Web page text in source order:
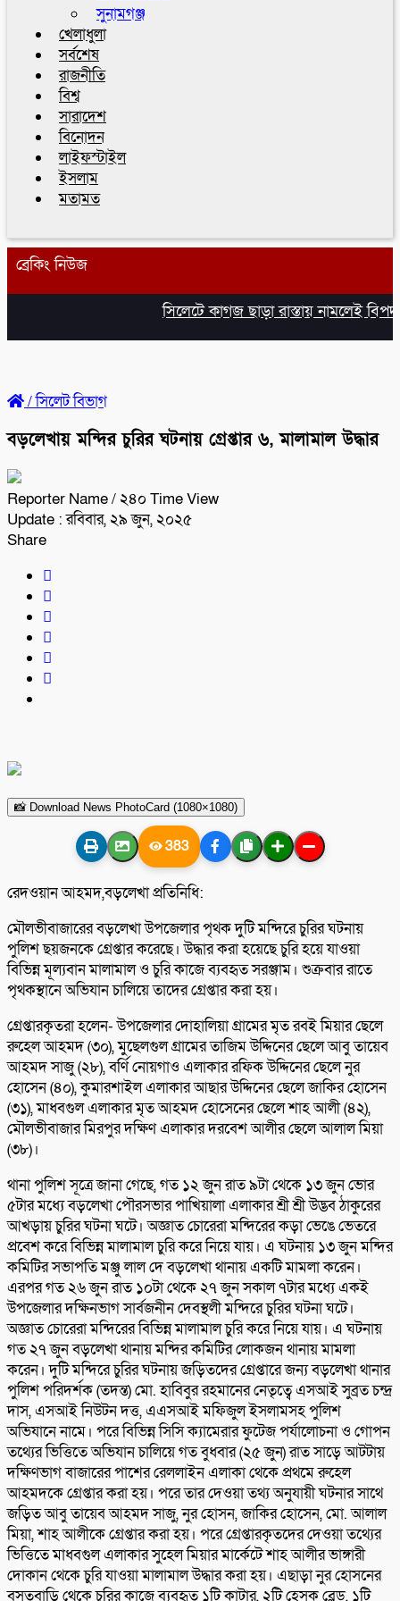
সুনামগঞ্জ
খেলাধুলা
সর্বশেষ
রাজনীতি
বিশ্ব
সারাদেশ
বিনোদন
লাইফস্টাইল
ইসলাম
মতামত
ব্রেকিং নিউজ
সিলেটে কাগজ ছাড়া রাস্তায় নামলেই বিপদ
/সিলেট বিভাগ
বড়লেখায় মন্দির চুরির ঘটনায় গ্রেপ্তার ৬, মালামাল উদ্ধার
Reporter Name/ ২৪০ Time View
Update : রবিবার, ২৯ জুন, ২০২৫
Share
📸 Download News PhotoCard (1080×1080)
383
রেদওয়ান আহমদ,বড়লেখা প্রতিনিধি:
মৌলভীবাজারের বড়লেখা উপজেলার পৃথক দুটি মন্দিরে চুরির ঘটনায়
পুলিশ ছয়জনকে গ্রেপ্তার করেছে। উদ্ধার করা হয়েছে চুরি হয়ে যাওয়া
বিভিন্ন মূল্যবান মালামাল ও চুরি কাজে ব্যবহৃত সরঞ্জাম। শুক্রবার রাতে
পৃথকস্থানে অভিযান চালিয়ে তাদের গ্রেপ্তার করা হয়।
গ্রেপ্তারকৃতরা হলেন- উপজেলার দোহালিয়া গ্রামের মৃত রবই মিয়ার ছেলে
রুহেল আহমদ (৩০), মুছেলগুল গ্রামের তাজিম উদ্দিনের ছেলে আবু তায়েব
আহমদ সাজু (২৮), বর্ণি নোয়গাও এলাকার রফিক উদ্দিনের ছেলে নুর
হোসেন (৪০), কুমারশাইল এলাকার আছার উদ্দিনের ছেলে জাকির হোসেন
(৩১), মাধবগুল এলাকার মৃত আহমদ হোসেনের ছেলে শাহ আলী (৪২),
মৌলভীবাজার মিরপুর দক্ষিণ এলাকার দরবেশ আলীর ছেলে আলাল মিয়া
(৩৮)।
থানা পুলিশ সূত্রে জানা গেছে, গত ১২ জুন রাত ৯টা থেকে ১৩ জুন ভোর
৫টার মধ্যে বড়লেখা পৌরসভার পাখিয়ালা এলাকার শ্রী শ্রী উদ্ভব ঠাকুরের
আখড়ায় চুরির ঘটনা ঘটে। অজ্ঞাত চোরেরা মন্দিরের কড়া ভেঙে ভেতরে
প্রবেশ করে বিভিন্ন মালামাল চুরি করে নিয়ে যায়। এ ঘটনায় ১৩ জুন মন্দির
কমিটির সভাপতি মঞ্জু লাল দে বড়লেখা থানায় একটি মামলা করেন।
এরপর গত ২৬ জুন রাত ১০টা থেকে ২৭ জুন সকাল ৭টার মধ্যে একই
উপজেলার দক্ষিনভাগ সার্বজনীন দেবস্থলী মন্দিরে চুরির ঘটনা ঘটে।
অজ্ঞাত চোরেরা মন্দিরের বিভিন্ন মালামাল চুরি করে নিয়ে যায়। এ ঘটনায়
গত ২৭ জুন বড়লেখা থানায় মন্দির কমিটির লোকজন থানায় মামলা
করেন। দুটি মন্দিরে চুরির ঘটনায় জড়িতদের গ্রেপ্তারে জন্য বড়লেখা থানার
পুলিশ পরিদর্শক (তদন্ত) মো. হাবিবুর রহমানের নেতৃত্বে এসআই সুব্রত চন্দ্র
দাস, এসআই নিউটন দত্ত, এএসআই মফিজুল ইসলামসহ পুলিশ
অভিযানে নামে। পরে বিভিন্ন সিসি ক্যামেরার ফুটেজ পর্যালোচনা ও গোপন
তথ্যের ভিত্তিতে অভিযান চালিয়ে গত বুধবার (২৫ জুন) রাত সাড়ে আটটায়
দক্ষিণভাগ বাজারের পাশের রেললাইন এলাকা থেকে প্রথমে রুহেল
আহমদকে গ্রেপ্তার করা হয়। পরে তার দেওয়া তথ্য অনুযায়ী ঘটনার সাথে
জড়িত আবু তায়েব আহমদ সাজু, নুর হোসন, জাকির হোসেন, মো. আলাল
মিয়া, শাহ আলীকে গ্রেপ্তার করা হয়। পরে গ্রেপ্তারকৃতদের দেওয়া তথ্যের
ভিত্তিতে মাধবগুল এলাকার সুহেল মিয়ার মার্কেটে শাহ আলীর ভাঙ্গারী
দোকান থেকে চুরি যাওয়া মালামাল উদ্ধার করা হয়। এছাড়া নুর হোসনের
বসতবাড়ি থেকে চুরির কাজে ব্যবহৃত ১টি কাটার, ২টি হেসকু ব্লেড, ১টি